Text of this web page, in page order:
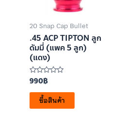
20 Snap Cap Bullet
.45 ACP TIPTON ลูก
ดัมมี่ (แพค 5 ลูก)
(แดง)
ให้
คะแนน
0
ตั้งแต่
5
990฿
ซื้อสินค้า